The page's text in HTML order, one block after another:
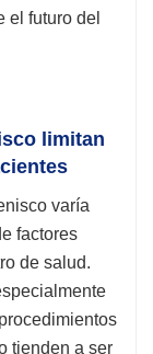
el futuro del
limitan
varía
factores
de salud.
tienden a ser